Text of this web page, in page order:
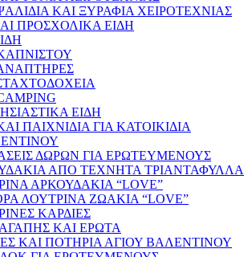
ΚΑΙ ΞΥΡΑΦΙΑ ΧΕΙΡΟΤΕΧΝΙΑΣ
ΠΡΟΣΧΟΛΙΚΑ ΕΙΔΗ
ΕΙΔΗ
ΠΑΙΧΝΙΔΙΑ ΓΙΑ ΚΑΤΟΙΚΙΔΙΑ
ΔΩΡΩΝ ΓΙΑ ΕΡΩΤΕΥΜΕΝΟΥΣ
ΑΠΟ ΤΕΧΝΗΤΑ ΤΡΙΑΝΤΑΦΥΛΛΑ
ΑΡΚΟΥΔΑΚΙΑ “LOVE”
ΛΟΥΤΡΙΝΑ ΖΩΑΚΙΑ “LOVE”
ΚΑΡΔΙΕΣ
ΚΑΙ ΕΡΩΤΑ
ΚΑΙ ΠΟΤΗΡΙΑ ΑΓΙΟΥ ΒΑΛΕΝΤΙΝΟΥ